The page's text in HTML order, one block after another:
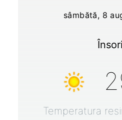
sâmbătă, 8
Temperatura